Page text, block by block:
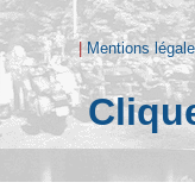
|Mentions